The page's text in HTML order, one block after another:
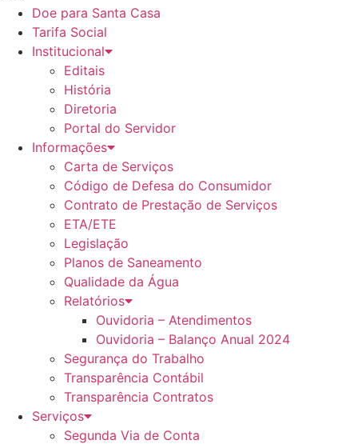
Doe para Santa Casa
Tarifa Social
Institucional
Editais
História
Diretoria
Portal do Servidor
Informações
Carta de Serviços
Código de Defesa do Consumidor
Contrato de Prestação de Serviços
ETA/ETE
Legislação
Planos de Saneamento
Qualidade da Água
Relatórios
Ouvidoria – Atendimentos
Ouvidoria – Balanço Anual 2024
Segurança do Trabalho
Transparência Contábil
Transparência Contratos
Serviços
Segunda Via de Conta